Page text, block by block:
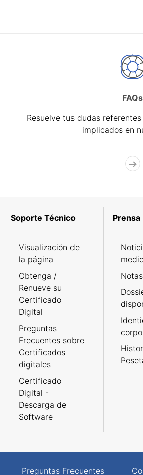
FAQs
Resuelve tus dudas
implicados en
Soporte Técnico
Visualización de
la página
Obtenga /
Renueve su
Certificado
Digital
Preguntas
Frecuentes sobre
Certificados
digitales
Certificado
Digital -
Descarga de
Software
Prensa
Preguntas Frecuentes